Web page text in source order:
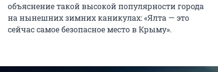
объяснение такой высокой популярности города
на нынешних зимних каникулах: «Ялта — это
сейчас самое безопасное место в Крыму».